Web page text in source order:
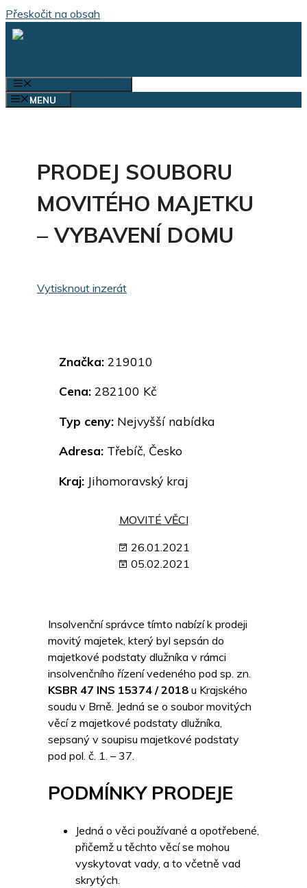
Přeskočit na obsah
MENU
PRODEJ SOUBORU
MOVITÉHO MAJETKU
– VYBAVENÍ DOMU
Vytisknout inzerát
Značka: 219010
Cena: 282100 Kč
Typ ceny: Nejvyšší nabídka
Adresa: Třebíč, Česko
Kraj: Jihomoravský kraj
MOVITÉ VĚCI
26.01.2021
05.02.2021
Insolvenční správce tímto nabízí k prodeji
movitý majetek, který byl sepsán do
majetkové podstaty dlužníka v rámci
insolvenčního řízení vedeného pod sp. zn.
KSBR 47 INS 15374 / 2018 u Krajského
soudu v Brně. Jedná se o soubor movitých
věcí z majetkové podstaty dlužníka,
sepsaný v soupisu majetkové podstaty
pod pol. č. 1. – 37.
PODMÍNKY PRODEJE
Jedná o věci používané a opotřebené,
přičemž u těchto věcí se mohou
vyskytovat vady, a to včetně vad
skrytých.